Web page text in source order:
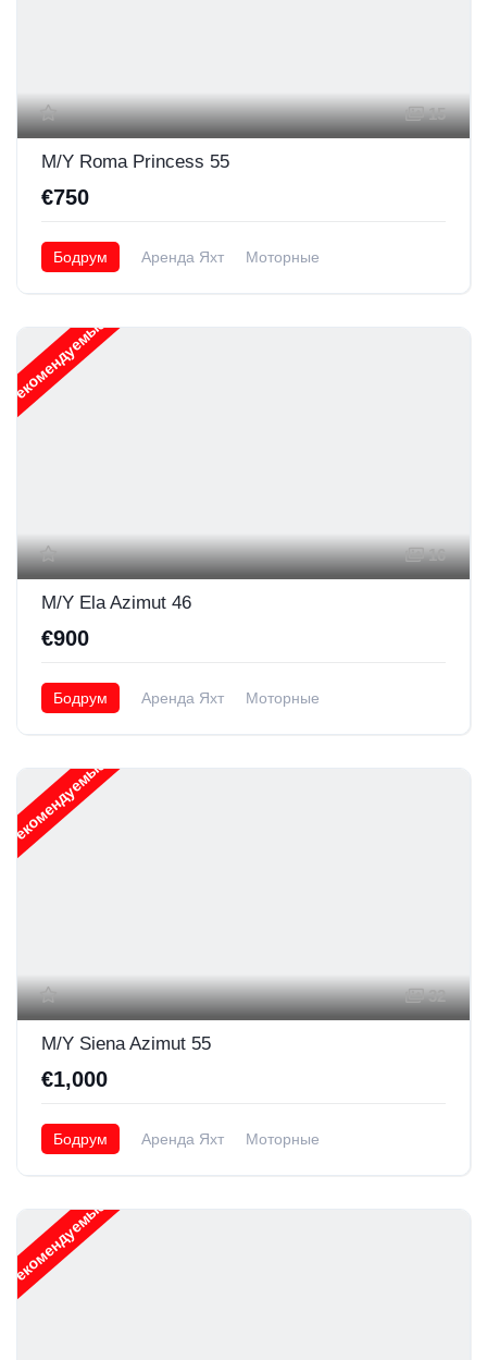
15
M/Y Roma Princess 55
€750
Бодрум Аренда Яхт Моторные
Рекомендуемые
16
M/Y Ela Azimut 46
€900
Бодрум Аренда Яхт Моторные
Рекомендуемые
32
M/Y Siena Azimut 55
€1,000
Бодрум Аренда Яхт Моторные
Рекомендуемые